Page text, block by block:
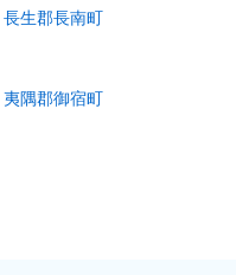
長生郡長南町
夷隅郡御宿町